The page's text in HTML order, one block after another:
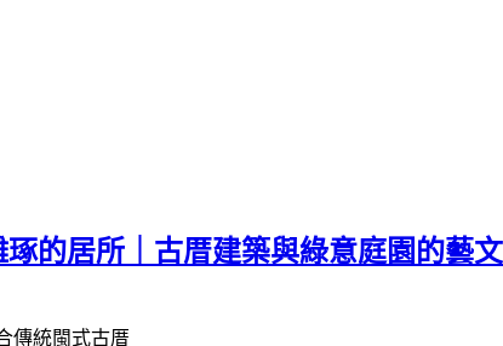
的居所｜古厝建築與綠意庭園的藝文
傳統閩式古厝